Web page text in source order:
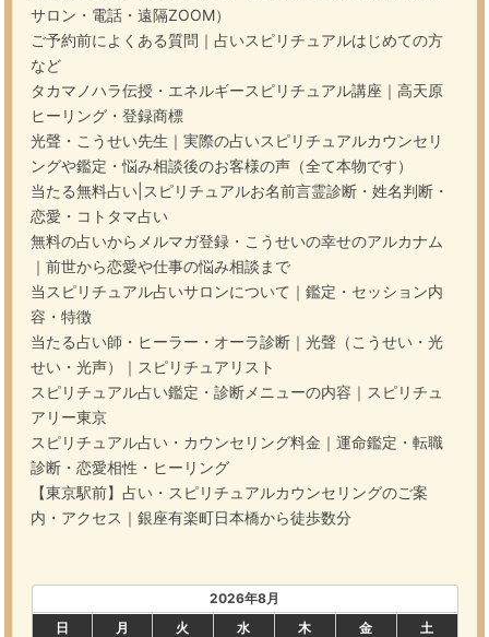
サロン・電話・遠隔ZOOM）
ご予約前によくある質問｜占いスピリチュアルはじめての方
など
タカマノハラ伝授・エネルギースピリチュアル講座｜高天原
ヒーリング・登録商標
光聲・こうせい先生｜実際の占いスピリチュアルカウンセリ
ングや鑑定・悩み相談後のお客様の声（全て本物です）
当たる無料占い|スピリチュアルお名前言霊診断・姓名判断・
恋愛・コトタマ占い
無料の占いからメルマガ登録・こうせいの幸せのアルカナム
｜前世から恋愛や仕事の悩み相談まで
当スピリチュアル占いサロンについて｜鑑定・セッション内
容・特徴
当たる占い師・ヒーラー・オーラ診断｜光聲（こうせい・光
せい・光声）｜スピリチュアリスト
スピリチュアル占い鑑定・診断メニューの内容｜スピリチュ
アリー東京
スピリチュアル占い・カウンセリング料金｜運命鑑定・転職
診断・恋愛相性・ヒーリング
【東京駅前】占い・スピリチュアルカウンセリングのご案
内・アクセス｜銀座有楽町日本橋から徒歩数分
2026年8月
日
月 火 水 木 金
土